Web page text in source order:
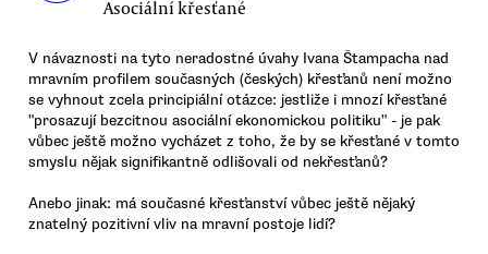
Asociální křesťané
V návaznosti na tyto neradostné úvahy Ivana Štampacha nad
mravním profilem současných (českých) křesťanů není možno
se vyhnout zcela principiální otázce: jestliže i mnozí křesťané
"prosazují bezcitnou asociální ekonomickou politiku" - je pak
vůbec ještě možno vycházet z toho, že by se křesťané v tomto
smyslu nějak signifikantně odlišovali od nekřesťanů?
Anebo jinak: má současné křesťanství vůbec ještě nějaký
znatelný pozitivní vliv na mravní postoje lidí?